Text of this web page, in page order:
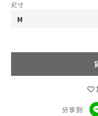
尺寸
分享到